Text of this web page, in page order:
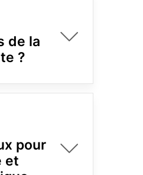
de la
?
pour
et